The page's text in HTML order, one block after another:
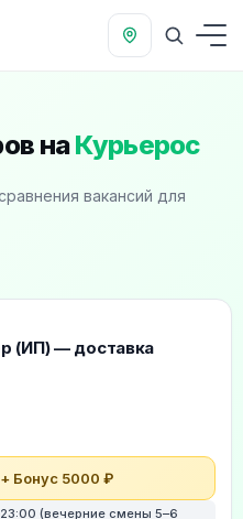
наКурьерос
вакансий для
для курьеров
(ИП) — доставка
Бонус 5000 ₽
(вечерние смены 5–6